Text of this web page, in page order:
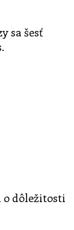
sa šesť
o dôležitosti